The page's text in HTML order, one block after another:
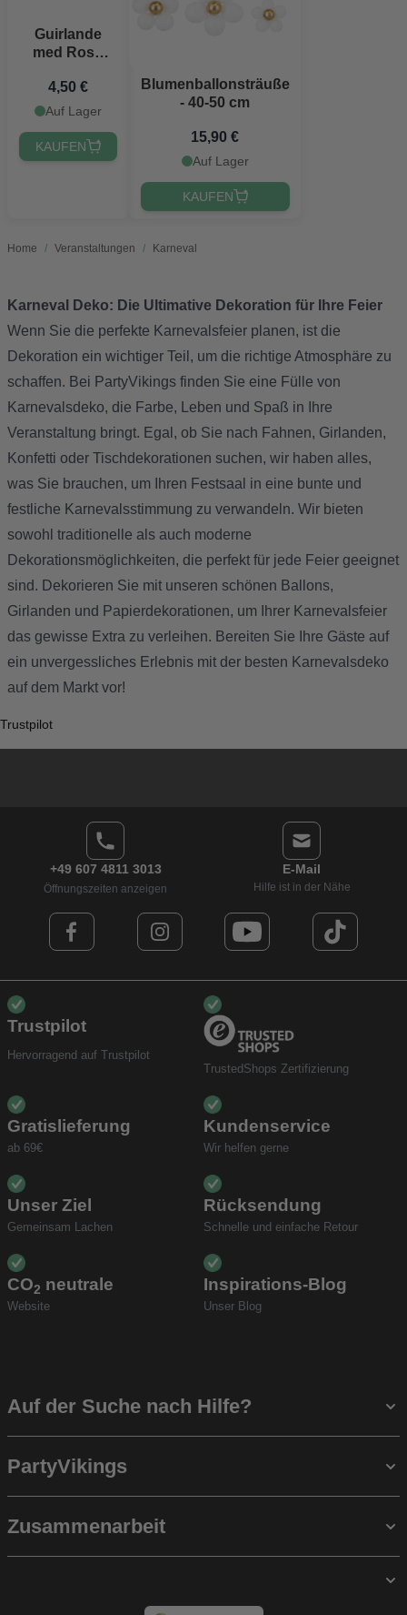
Home / Veranstaltungen / Karneval
Guirlande
med Rose
2 meter
4,50 €
Auf Lager
KAUFEN
Blumenballonsträuße
- 40-50 cm
15,90 €
Auf Lager
KAUFEN
Karneval Deko: Die Ultimative Dekoration für Ihre Feier
Wenn Sie die perfekte Karnevalsfeier planen, ist die
Dekoration ein wichtiger Teil, um die richtige Atmosphäre zu
schaffen. Bei PartyVikings finden Sie eine Fülle von
Karnevalsdeko, die Farbe, Leben und Spaß in Ihre
Veranstaltung bringt. Egal, ob Sie nach Fahnen, Girlanden,
Konfetti oder Tischdekorationen suchen, wir haben alles,
was Sie brauchen, um Ihren Festsaal in eine bunte und
festliche Karnevalsstimmung zu verwandeln. Wir bieten
sowohl traditionelle als auch moderne
Dekorationsmöglichkeiten, die perfekt für jede Feier geeignet
sind. Dekorieren Sie mit unseren schönen Ballons,
Girlanden und Papierdekorationen, um Ihrer Karnevalsfeier
das gewisse Extra zu verleihen. Bereiten Sie Ihre Gäste auf
ein unvergessliches Erlebnis mit der besten Karnevalsdeko
auf dem Markt vor!
Trustpilot
+49 607 4811 3013
Öffnungszeiten anzeigen
E-Mail
Hilfe ist in der Nähe
Trustpilot
Hervorragend auf Trustpilot
TrustedShops Zertifizierung
Gratislieferung
ab 69€
Kundenservice
Wir helfen gerne
Unser Ziel
Gemeinsam Lachen
Rücksendung
Schnelle und einfache Retour
CO2 neutrale
Website
Inspirations-Blog
Unser Blog
Auf der Suche nach Hilfe?
PartyVikings
Zusammenarbeit